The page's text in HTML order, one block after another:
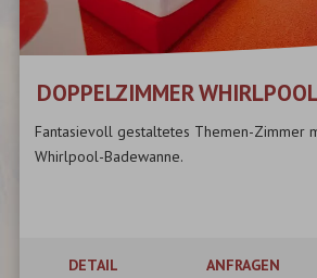
Fantasievoll gestaltetes Themen-Zimmer
Whirlpool-Badewanne.
DETAIL ANFRAGEN